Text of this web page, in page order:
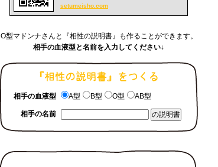
setumeisho.com
O型マドンナさんと『相性の説明書』も作ることができます。
相手の血液型と名前を入力してください↓
相手の血液型 A型 B型 O型 AB型
相手の名前